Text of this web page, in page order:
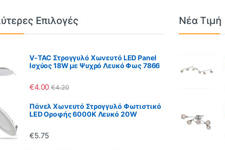
Επιλογές
V-TAC Στρογγυλό Χωνευτό LED Panel
Ισχύος 18W με Ψυχρό Λευκό Φως 7866
€4.00 €4.20
Πάνελ Χωνευτό Στρογγυλό Φωτιστικό
LED Οροφής 6000K Λευκό 20W
€5.75
Νέα Τιμή